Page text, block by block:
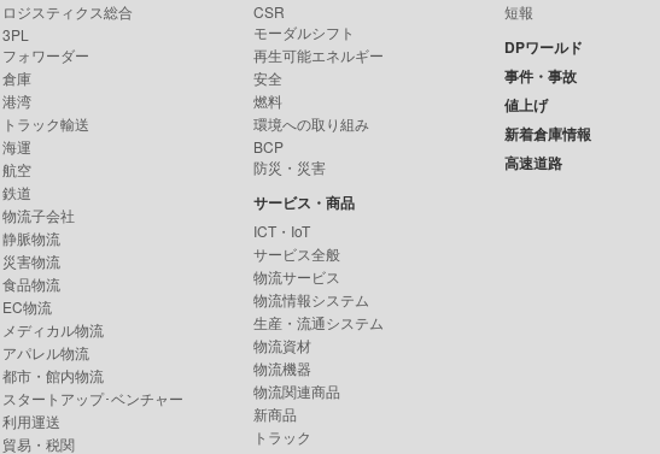
ロジスティクス総合
3PL
フォワーダー
倉庫
港湾
トラック輸送
海運
航空
鉄道
物流子会社
静脈物流
災害物流
食品物流
EC物流
メディカル物流
アパレル物流
都市・館内物流
スタートアップ･ベンチャー
利用運送
貿易・税関
CSR
モーダルシフト
再生可能エネルギー
安全
燃料
環境への取り組み
BCP
防災・災害
サービス・商品
ICT・IoT
サービス全般
物流サービス
物流情報システム
生産・流通システム
物流資材
物流機器
物流関連商品
新商品
トラック
短報
DPワールド
事件・事故
値上げ
新着倉庫情報
高速道路